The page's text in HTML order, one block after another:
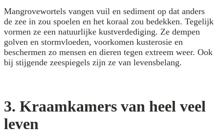
Mangrovewortels vangen vuil en sediment op dat anders
de zee in zou spoelen en het koraal zou bedekken. Tegelijk
vormen ze een natuurlijke kustverdediging. Ze dempen
golven en stormvloeden, voorkomen kusterosie en
beschermen zo mensen en dieren tegen extreem weer. Ook
bij stijgende zeespiegels zijn ze van levensbelang.
3. Kraamkamers van heel veel
leven